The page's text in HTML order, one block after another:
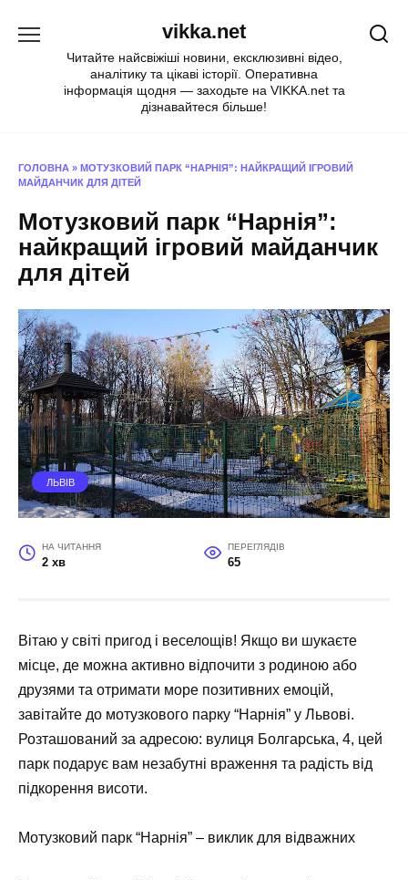
vikka.net
Читайте найсвіжіші новини, ексклюзивні відео,
аналітику та цікаві історії. Оперативна
інформація щодня — заходьте на VIKKA.net та
дізнавайтеся більше!
ГОЛОВНА » МОТУЗКОВИЙ ПАРК “НАРНІЯ”: НАЙКРАЩИЙ ІГРОВИЙ
МАЙДАНЧИК ДЛЯ ДІТЕЙ
Мотузковий парк “Нарнія”:
найкращий ігровий майданчик
для дітей
ЛЬВІВ
НА ЧИТАННЯ
2 хв
ПЕРЕГЛЯДІВ
65
Вітаю у світі пригод і веселощів! Якщо ви шукаєте
місце, де можна активно відпочити з родиною або
друзями та отримати море позитивних емоцій,
завітайте до мотузкового парку “Нарнія” у Львові.
Розташований за адресою: вулиця Болгарська, 4, цей
парк подарує вам незабутні враження та радість від
підкорення висоти.
Мотузковий парк “Нарнія” – виклик для відважних